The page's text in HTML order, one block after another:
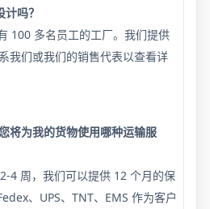
吗？
100 多名员工的工厂。我们提供
我们或我们的销售代表以查看详
将为我的货物使用哪种运输服
4 周，我们可以提供 12 个月的保
、UPS、TNT、EMS 作为客户